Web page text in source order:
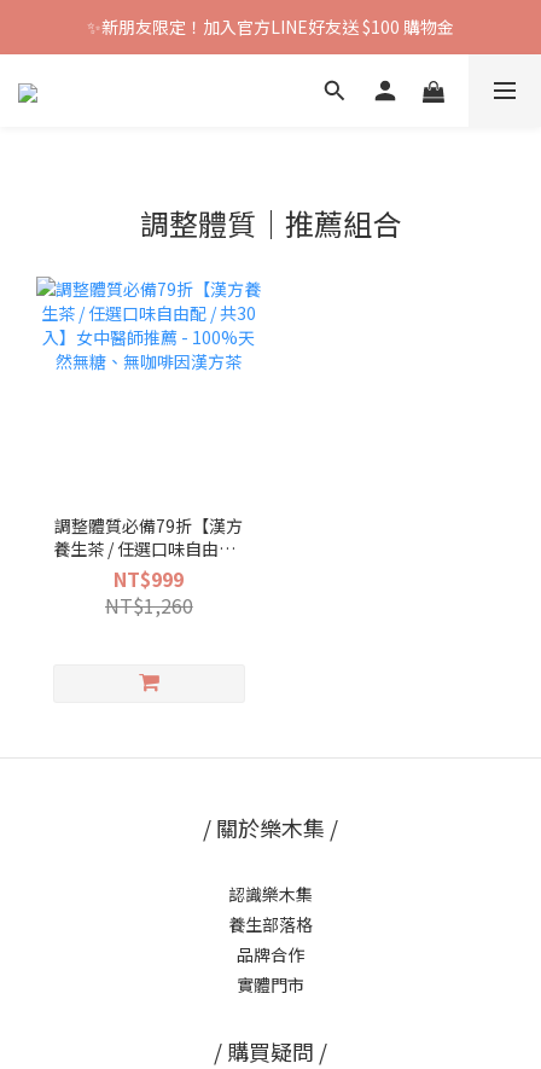
✨新朋友限定！加入官方LINE好友送 $100 購物金
調整體質｜推薦組合
調整體質必備79折【漢方
養生茶 / 任選口味自由配 /
共30入】女中醫師推薦 -
100%天然無糖、無咖啡因
漢方茶
NT$999
NT$1,260
/ 關於樂木集 /
認識樂木集
養生部落格
品牌合作
實體門市
/ 購買疑問 /